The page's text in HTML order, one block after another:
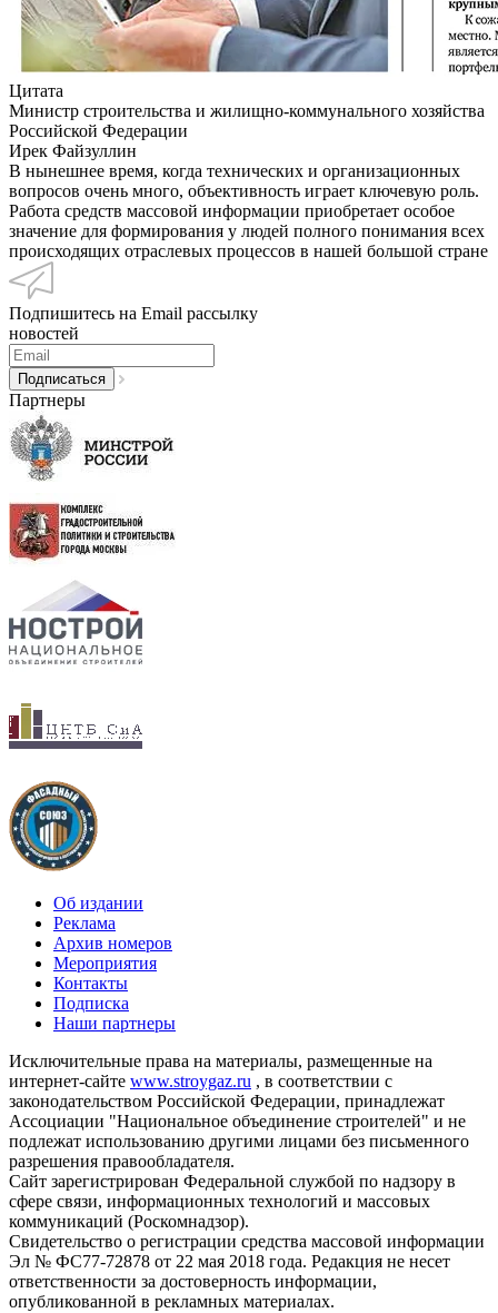
Цитата
Министр строительства и жилищно-коммунального хозяйства
Российской Федерации
Ирек Файзуллин
В нынешнее время, когда технических и организационных
вопросов очень много, объективность играет ключевую роль.
Работа средств массовой информации приобретает особое
значение для формирования у людей полного понимания всех
происходящих отраслевых процессов в нашей большой стране
Подпишитесь на Email рассылку
новостей
Партнеры
Об издании
Реклама
Архив номеров
Мероприятия
Контакты
Подписка
Наши партнеры
Исключительные права на материалы, размещенные на
интернет-сайте www.stroygaz.ru , в соответствии с
законодательством Российской Федерации, принадлежат
Ассоциации "Национальное объединение строителей" и не
подлежат использованию другими лицами без письменного
разрешения правообладателя.
Сайт зарегистрирован Федеральной службой по надзору в
сфере связи, информационных технологий и массовых
коммуникаций (Роскомнадзор).
Свидетельство о регистрации средства массовой информации
Эл № ФС77-72878 от 22 мая 2018 года. Редакция не несет
ответственности за достоверность информации,
опубликованной в рекламных материалах.